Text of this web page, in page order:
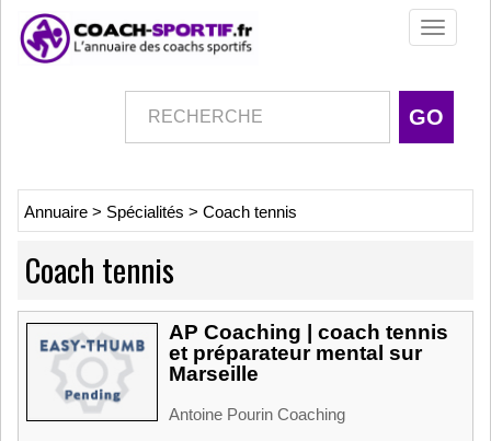
Toggle
Annuaire > Spécialités > Coach tennis
Coach tennis
AP Coaching | coach tennis
et préparateur mental sur
Marseille
Antoine Pourin Coaching